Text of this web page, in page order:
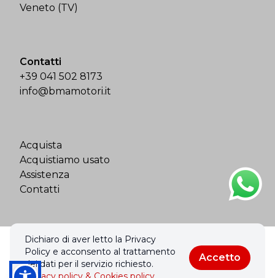
Veneto (TV)
Contatti
+39 041 502 8173
info@bmamotori.it
Acquista
Acquistiamo usato
Assistenza
Contatti
Dichiaro di aver letto la Privacy
Policy e acconsento al trattamento
dei dati per il servizio richiesto.
Accetto
© 2026 Bma Motori Srl. Tutti i diritti riservati.
Privacy policy & Cookies policy